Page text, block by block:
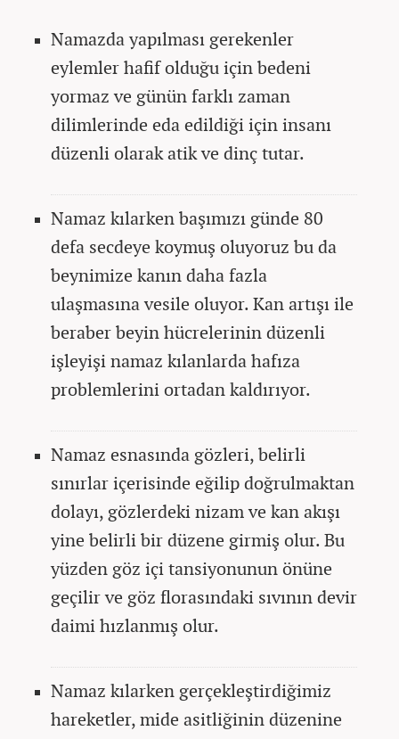
Namazda yapılması gerekenler
eylemler hafif olduğu için bedeni
yormaz ve günün farklı zaman
dilimlerinde eda edildiği için insanı
düzenli olarak atik ve dinç tutar.
Namaz kılarken başımızı günde 80
defa secdeye koymuş oluyoruz bu da
beynimize kanın daha fazla
ulaşmasına vesile oluyor. Kan artışı ile
beraber beyin hücrelerinin düzenli
işleyişi namaz kılanlarda hafıza
problemlerini ortadan kaldırıyor.
Namaz esnasında gözleri, belirli
sınırlar içerisinde eğilip doğrulmaktan
dolayı, gözlerdeki nizam ve kan akışı
yine belirli bir düzene girmiş olur. Bu
yüzden göz içi tansiyonunun önüne
geçilir ve göz florasındaki sıvının devir
daimi hızlanmış olur.
Namaz kılarken gerçekleştirdiğimiz
hareketler, mide asitliğinin düzenine